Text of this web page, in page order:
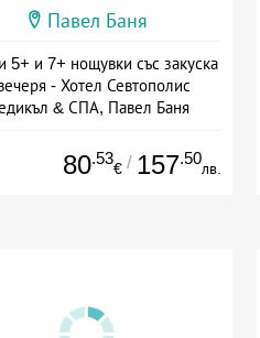
Павел Баня
5+ и 7+ нощувки със закуска
- Хотел Севтополис
& СПА, Павел Баня
80.53
€ / 157.50
лв.